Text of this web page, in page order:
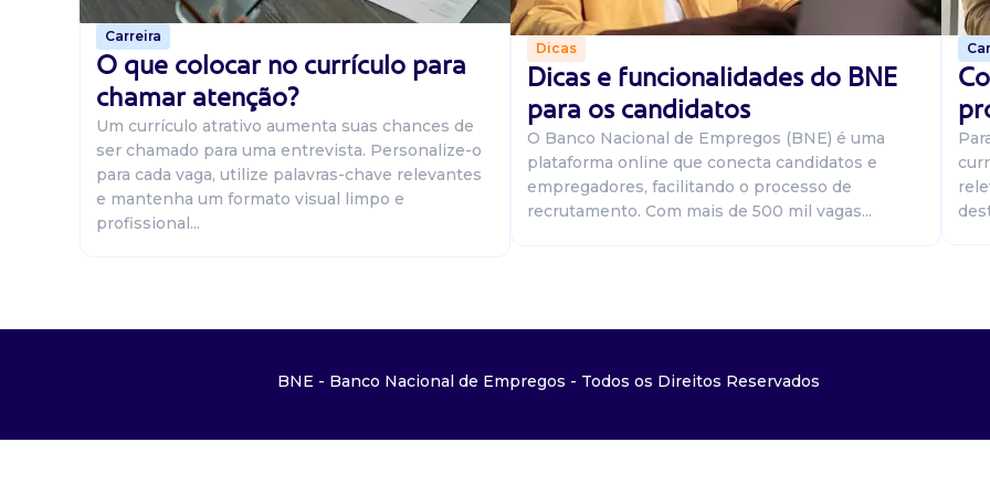
Carreira
O que colocar no currículo para
chamar atenção?
Um currículo atrativo aumenta suas chances de
ser chamado para uma entrevista. Personalize-o
para cada vaga, utilize palavras-chave relevantes
e mantenha um formato visual limpo e
profissional...
Dicas
Dicas e funcionalidades do BNE
para os candidatos
O Banco Nacional de Empregos (BNE) é uma
plataforma online que conecta candidatos e
empregadores, facilitando o processo de
recrutamento. Com mais de 500 mil vagas...
BNE - Banco Nacional de Empregos - Todos os Direitos Reservados